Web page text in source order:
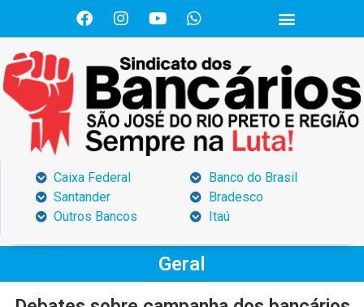
Caixa Federal
Santander
Outros Bancos
Banco do Brasil
Bradesco
Itaú
Geral